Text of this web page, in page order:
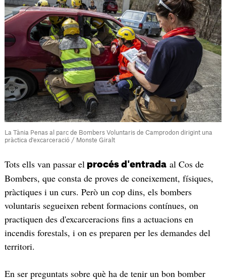
La Tània Penas al parc de Bombers Voluntaris de Camprodon dirigint una
pràctica d'excarceració / Monste Giralt
Tots ells van passar el procés d'entradaal Cos de
Bombers, que consta de proves de coneixement, físiques,
pràctiques i un curs. Però un cop dins, els bombers
voluntaris segueixen rebent formacions contínues, on
practiquen des d'excarceracions fins a actuacions en
incendis forestals, i on es preparen per les demandes del
territori.
En ser preguntats sobre què ha de tenir un bon bomber